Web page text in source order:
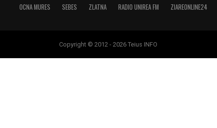
OCNA MURES
SEBES ZLATNA RADIO UNIREA FM ZIAREONLINE24
Copyright © 2012 - 2026 Teius INFO